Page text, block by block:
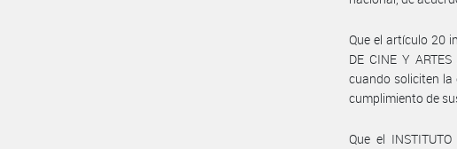
Que el artículo 20
DE CINE Y
cuando soliciten la
cumplimiento de
Que el